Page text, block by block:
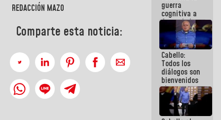
REDACCIÓN MAZO
Comparte esta noticia:
guerra
cognitiva a
favor de la
narrativa
hegemónica?
(1)
Cabello:
Todos los
diálogos son
bienvenidos
siempre que
estén en el
marco de la
Constitución